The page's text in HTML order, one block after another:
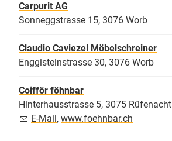
Carpurit AG
Sonneggstrasse 15, 3076 Worb
Claudio Caviezel Möbelschreiner
Enggisteinstrasse 30, 3076 Worb
Coifför föhnbar
Hinterhausstrasse 5, 3075 Rüfenacht
E-Mail , www.foehnbar.ch